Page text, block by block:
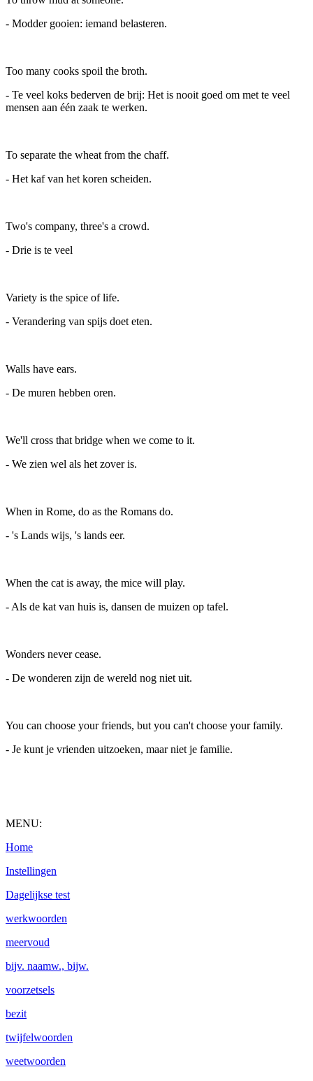
- Modder gooien: iemand belasteren.
Too many cooks spoil the broth.
- Te veel koks bederven de brij: Het is nooit goed om met te veel
mensen aan één zaak te werken.
To separate the wheat from the chaff.
- Het kaf van het koren scheiden.
Two's company, three's a crowd.
- Drie is te veel
Variety is the spice of life.
- Verandering van spijs doet eten.
Walls have ears.
- De muren hebben oren.
We'll cross that bridge when we come to it.
- We zien wel als het zover is.
When in Rome, do as the Romans do.
- 's Lands wijs, 's lands eer.
When the cat is away, the mice will play.
- Als de kat van huis is, dansen de muizen op tafel.
Wonders never cease.
- De wonderen zijn de wereld nog niet uit.
You can choose your friends, but you can't choose your family.
- Je kunt je vrienden uitzoeken, maar niet je familie.
MENU:
Home
Instellingen
Dagelijkse test
werkwoorden
meervoud
bijv. naamw., bijw.
voorzetsels
bezit
twijfelwoorden
weetwoorden